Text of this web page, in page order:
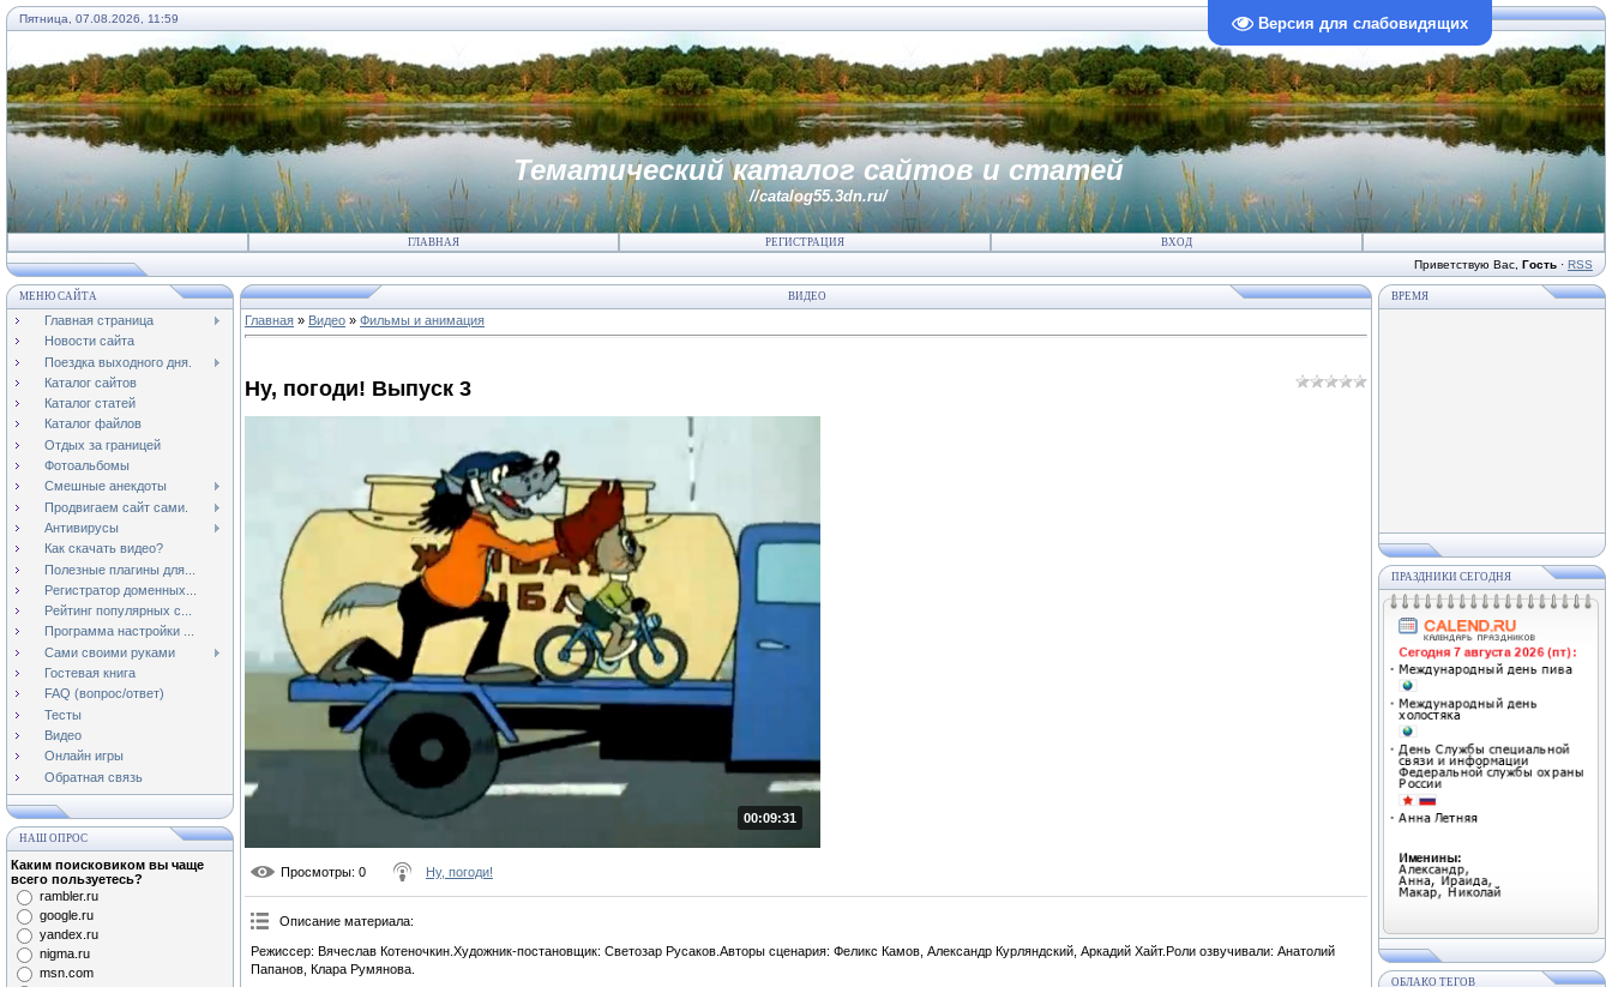
Версия для слабовидящих
Пятница, 07.08.2026, 11:59
Тематический каталог сайтов и статей
//catalog55.3dn.ru/
ГЛАВНАЯ РЕГИСТРАЦИЯ ВХОД
Приветствую Вас Гость · RSS
МЕНЮ САЙТА
Главная страница
Новости сайта
Поездка выходного дня.
Каталог сайтов
Каталог статей
Каталог файлов
Отдых за границей
Фотоальбомы
Смешные анекдоты
Продвигаем сайт сами.
Антивирусы
Как скачать видео?
Полезные плагины для...
Регистратор доменных...
Рейтинг популярных с...
Программа настройки ...
Сами своими руками
Гостевая книга
FAQ (вопрос/ответ)
Тесты
Видео
Онлайн игры
Обратная связь
НАШ ОПРОС
Каким поисковиком вы чаще
всего пользуетесь?
rambler.ru
google.ru
yandex.ru
nigma.ru
msn.com
ВИДЕО
Главная » Видео » Фильмы и анимация
Ну, погоди! Выпуск 3
00:09:31
Просмотры: 0 Ну, погоди!
Описание материала:
Режиссер: Вячеслав Котеночкин.Художник-постановщик: Светозар Русаков.Авторы сценария: Феликс Камов, Александр Курляндский, Аркадий Хайт.Роли озвучивали: Анатолий
Папанов, Клара Румянова.
ВРЕМЯ
ПРАЗДНИКИ СЕГОДНЯ
ОБЛАКО ТЕГОВ